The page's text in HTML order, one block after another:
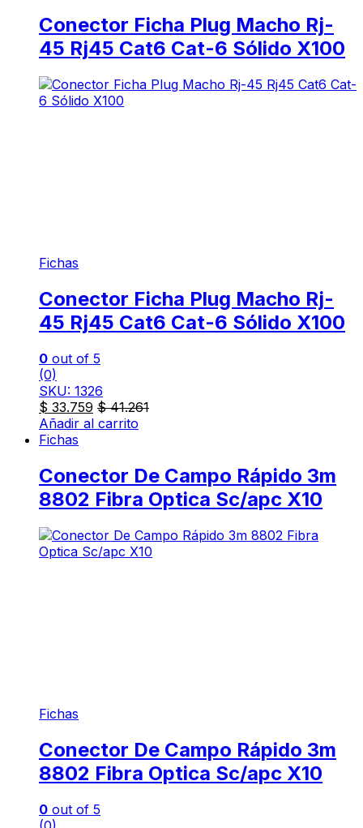
Conector Ficha Plug Macho Rj-
45 Rj45 Cat6 Cat-6 Sólido X100
Fichas
Conector Ficha Plug Macho Rj-
45 Rj45 Cat6 Cat-6 Sólido X100
0 out of 5
(0)
SKU: 1326
$ 33.759 $41.261
Añadir al carrito
Fichas
Conector De Campo Rápido 3m
8802 Fibra Optica Sc/apc X10
Fichas
Conector De Campo Rápido 3m
8802 Fibra Optica Sc/apc X10
0 out of 5